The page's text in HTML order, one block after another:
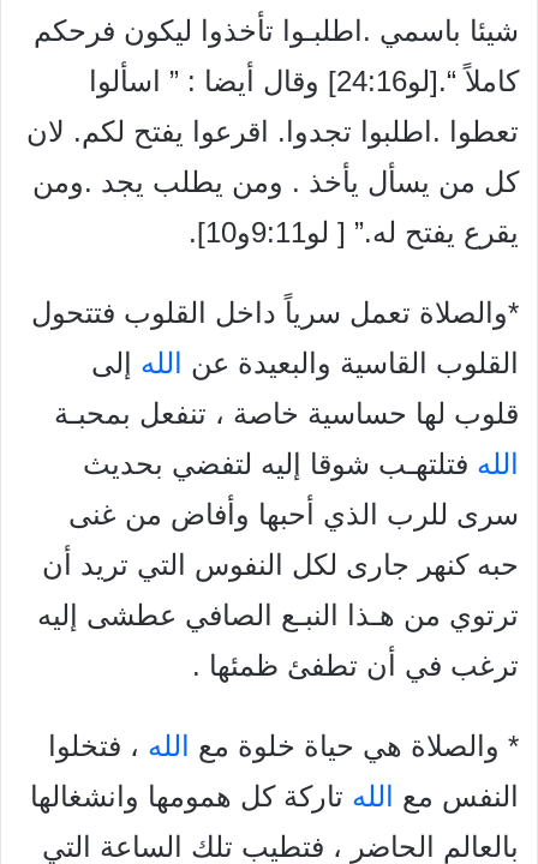
شيئا باسمي .اطلبـوا تأخذوا ليكون فرحكم
كاملاً “.[لو24:16] وقال أيضا : ” اسألوا
تعطوا .اطلبوا تجدوا. اقرعوا يفتح لكم. لان
كل من يسأل يأخذ . ومن يطلب يجد .ومن
يقرع يفتح له.” [ لو9:11و10].
*والصلاة تعمل سرياً داخل القلوب فتتحول
القلوب القاسية والبعيدة عن الله إلى
قلوب لها حساسية خاصة ، تنفعل بمحبـة
الله فتلتهـب شوقا إليه لتفضي بحديث
سرى للرب الذي أحبها وأفاض من غنى
حبه كنهر جارى لكل النفوس التي تريد أن
ترتوي من هـذا النبـع الصافي عطشى إليه
ترغب في أن تطفئ ظمئها .
* والصلاة هي حياة خلوة مع الله ، فتخلوا
النفس مع
الله تاركة كل همومها وانشغالها
بالعالم الحاضر ، فتطيب تلك الساعة التي